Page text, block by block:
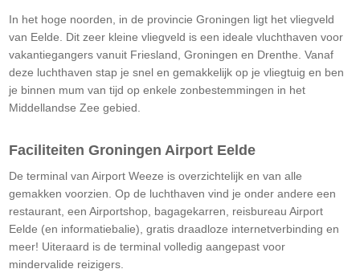
In het hoge noorden, in de provincie Groningen ligt het vliegveld
van Eelde. Dit zeer kleine vliegveld is een ideale vluchthaven voor
vakantiegangers vanuit Friesland, Groningen en Drenthe. Vanaf
deze luchthaven stap je snel en gemakkelijk op je vliegtuig en ben
je binnen mum van tijd op enkele zonbestemmingen in het
Middellandse Zee gebied.
Faciliteiten Groningen Airport Eelde
De terminal van Airport Weeze is overzichtelijk en van alle
gemakken voorzien. Op de luchthaven vind je onder andere een
restaurant, een Airportshop, bagagekarren, reisbureau Airport
Eelde (en informatiebalie), gratis draadloze internetverbinding en
meer! Uiteraard is de terminal volledig aangepast voor
mindervalide reizigers.